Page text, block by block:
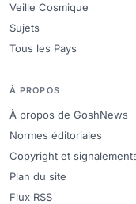
Veille Cosmique
Sujets
Tous les Pays
À PROPOS
À propos de GoshNews
Normes éditoriales
Copyright et
Plan du site
Flux RSS